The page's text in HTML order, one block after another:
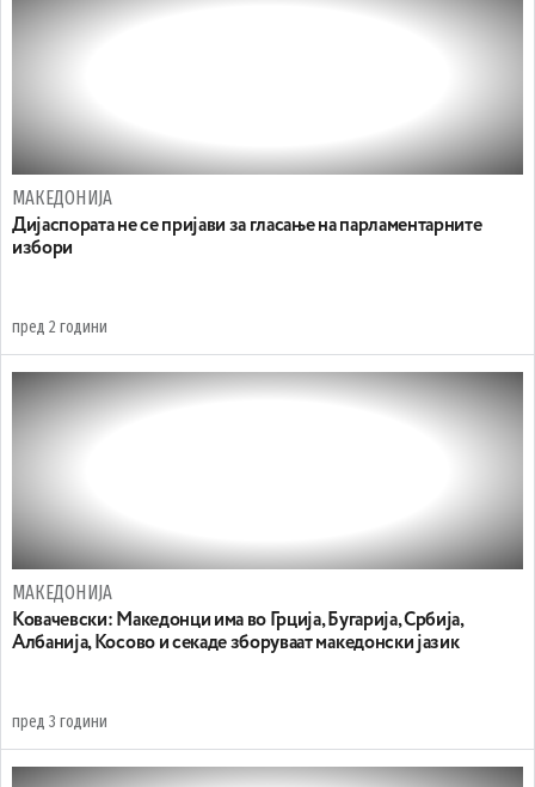
МАКЕДОНИЈА
Дијаспората не се пријави за гласање на парламентарните
избори
пред 2 години
МАКЕДОНИЈА
Ковачевски: Македонци има во Грција, Бугарија, Србија,
Албанија, Косово и секаде зборуваат македонски јазик
пред 3 години